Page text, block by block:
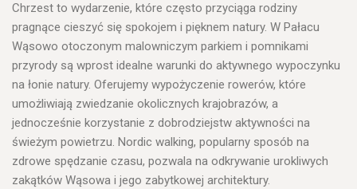
Chrzest to wydarzenie, które często przyciąga rodziny
pragnące cieszyć się spokojem i pięknem natury. W Pałacu
Wąsowo otoczonym malowniczym parkiem i pomnikami
przyrody są wprost idealne warunki do aktywnego wypoczynku
na łonie natury. Oferujemy wypożyczenie rowerów, które
umożliwiają zwiedzanie okolicznych krajobrazów, a
jednocześnie korzystanie z dobrodziejstw aktywności na
świeżym powietrzu. Nordic walking, popularny sposób na
zdrowe spędzanie czasu, pozwala na odkrywanie urokliwych
zakątków Wąsowa i jego zabytkowej architektury.